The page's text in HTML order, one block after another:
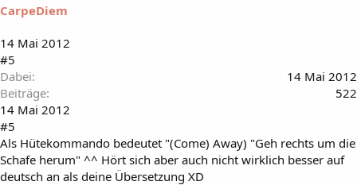
CarpeDiem
14 Mai 2012
#5
Dabei
14 Mai 2012
Beiträge
522
14 Mai 2012
#5
Als Hütekommando bedeutet "(Come) Away) "Geh rechts um die
Schafe herum" ^^ Hört sich aber auch nicht wirklich besser auf
deutsch an als deine Übersetzung XD